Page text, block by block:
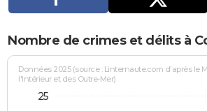
FORUM
Bricolage
Lifestyle
Culture
Sport
Auto
Television
Voyage
Cinema
Nombre de crimes et délits à
Données 2025 (source : Linternaute.com d'après le
l'Intérieur et des Outre-Mer)
25